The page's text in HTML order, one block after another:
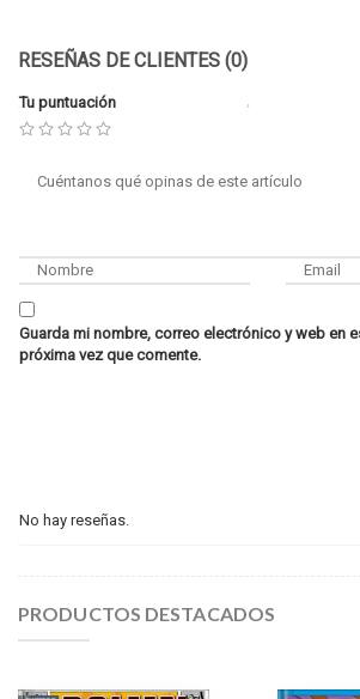
RESEÑAS DE CLIENTES (0)
Tu puntuación
Guarda mi nombre, correo electrónico y web en
próxima vez que comente.
No hay reseñas.
PRODUCTOS DESTACADOS